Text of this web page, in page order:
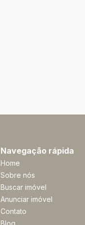
Navegação rápida
Home
Sobre nós
Buscar imóvel
Anunciar imóvel
Contato
Blog